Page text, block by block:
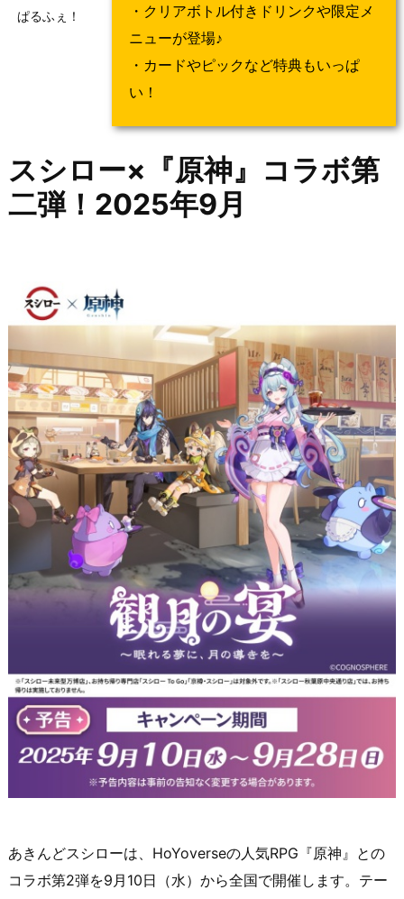
ぱるふぇ！
・クリアボトル付きドリンクや限定メ
ニューが登場♪
・カードやピックなど特典もいっぱ
い！
スシロー×『原神』コラボ第
二弾！2025年9月
あきんどスシローは、HoYoverseの人気RPG『原神』との
コラボ第2弾を9月10日（水）から全国で開催します。テー